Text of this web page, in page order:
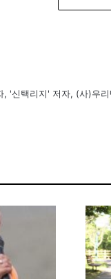
, '신택리지' 저자, (사)우